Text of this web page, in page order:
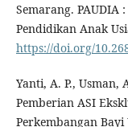
Semarang. PAUDIA
Pendidikan Anak
https://doi.org/
Yanti, A. P., Usman,
Pemberian ASI
Perkembangan